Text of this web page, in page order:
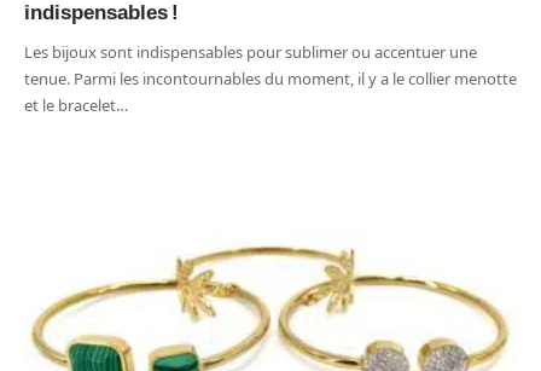
indispensables !
Les bijoux sont indispensables pour sublimer ou accentuer une
tenue. Parmi les incontournables du moment, il y a le collier menotte
et le bracelet…